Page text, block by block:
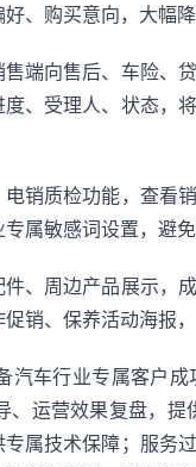
、购买意向，大幅
端向售后、车险、
、受理人、状态，
销质检功能，查看
属敏感词设置，避
、周边产品展示，
销、保养活动海报
汽车行业专属客户
、运营效果复盘，
属技术保障；服务